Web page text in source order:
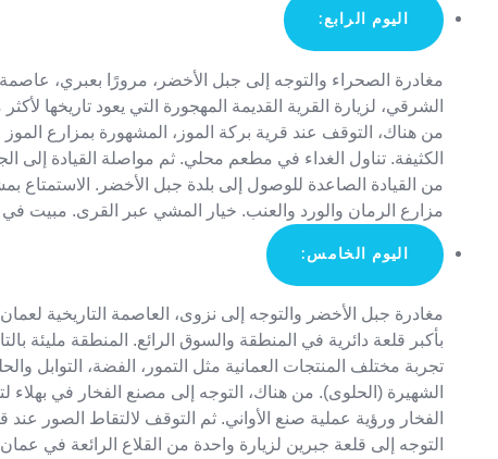
اليوم الرابع:
مغادرة الصحراء والتوجه إلى جبل الأخضر، مرورًا بعبري،
من هناك، التوقف عند قرية بركة الموز، المشهورة بمزارع الموز
من القيادة الصاعدة للوصول إلى بلدة جبل الأخضر. الاستمتاع
مزارع الرمان والورد والعنب. خيار المشي عبر القرى. مبيت
اليوم الخامس:
مغادرة جبل الأخضر والتوجه إلى نزوى، العاصمة التاريخية
بأكبر قلعة دائرية في المنطقة والسوق الرائع. المنطقة مليئة
تجربة مختلف المنتجات العمانية مثل التمور، الفضة، التوابل
الشهيرة (الحلوى). من هناك، التوجه إلى مصنع الفخار في بهلاء
الفخار ورؤية عملية صنع الأواني. ثم التوقف لالتقاط الصور عند
التوجه إلى قلعة جبرين لزيارة واحدة من القلاع الرائعة في